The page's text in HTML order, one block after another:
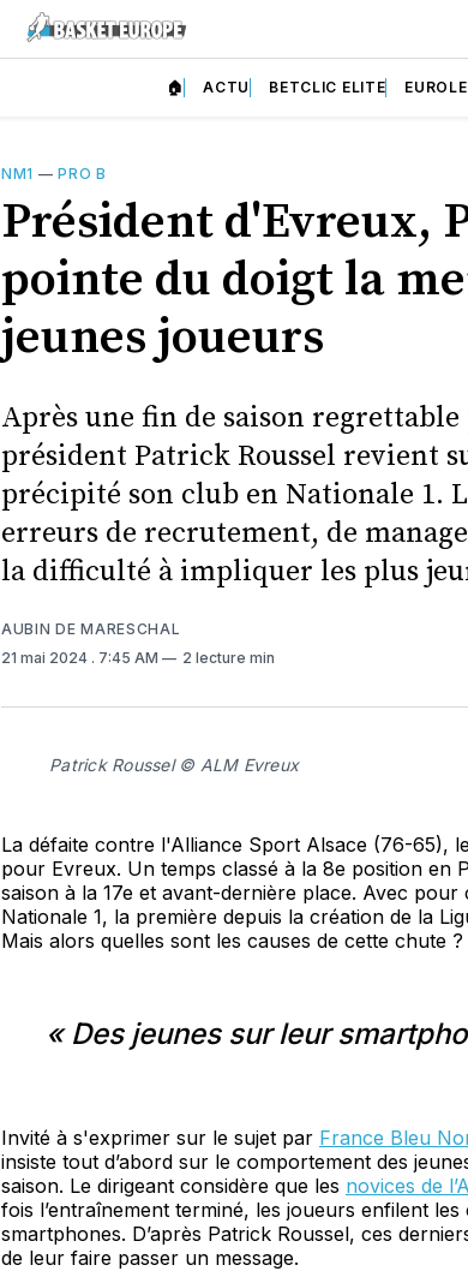
🏠 ACTU BETCLIC ELITE
NM1 —PRO B
Président d'Evreux,
pointe du doigt la
jeunes joueurs
Après une fin de saison
président Patrick Roussel revient
précipité son club en Nationale 1.
erreurs de recrutement, de
la difficulté à impliquer les plus
AUBIN DE MARESCHAL
21 mai 2024 . 7:45 AM 2 lecture min
Patrick Roussel © ALM Evreux
La défaite contre l'Alliance Sport Alsace (76-65),
pour Evreux. Un temps classé à la 8e position en
saison à la 17e et avant-dernière place. Avec
Nationale 1, la première depuis la création de la
Mais alors quelles sont les causes de cette chute ?
« Des jeunes sur leur
Invité à s'exprimer sur le sujet par France Bleu
insiste tout d’abord sur le comportement des
saison. Le dirigeant considère que les novices de
fois l’entraînement terminé, les joueurs enfilent
smartphones. D’après Patrick Roussel, ces
de leur faire passer un message.